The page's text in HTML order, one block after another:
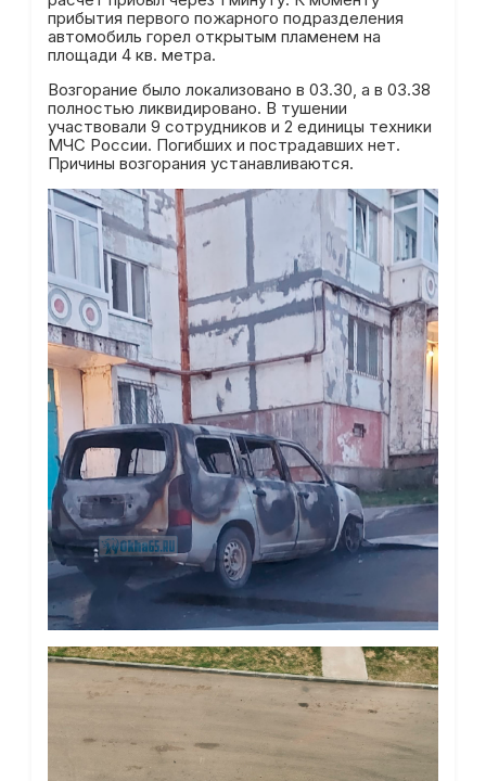
прибытия первого пожарного подразделения
автомобиль горел открытым пламенем на
площади 4 кв. метра.
Возгорание было локализовано в 03.30, а в 03.38
полностью ликвидировано. В тушении
участвовали 9 сотрудников и 2 единицы техники
МЧС России. Погибших и пострадавших нет.
Причины возгорания устанавливаются.